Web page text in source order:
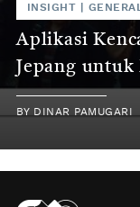
INSIGHT
Aplikasi
Jepang
BY DINAR PAMUGARI